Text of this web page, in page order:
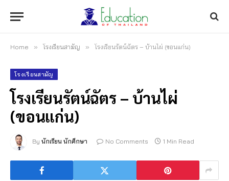
Home » โรงเรียนสามัญ » โรงเรียนรัตน์ฉัตร – บ้านไผ่ (ขอนแก่น)
โรงเรียนสามัญ
โรงเรียนรัตน์ฉัตร – บ้านไผ่
(ขอนแก่น)
By นักเรียน นักศึกษา No Comments 1 Min Read